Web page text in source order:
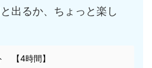
出るか、ちょっと楽し
【4時間】